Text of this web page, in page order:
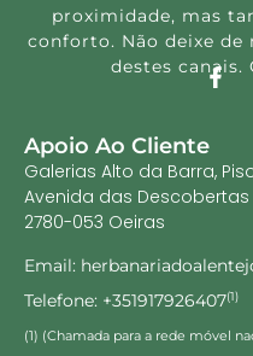
proximidade, mas
conforto. Não deixe
destes canais.
Apoio Ao Cliente
Galerias Alto da Barra, Piso
Avenida das Descobertas
2780-053 Oeiras
Email:
Telefone: +351917926407(1)
(1) (Chamada para a rede móvel